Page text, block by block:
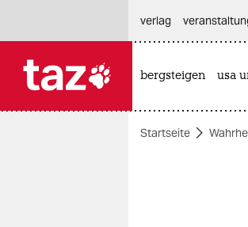
themen
verlag
bergsteigen usa
Startseite